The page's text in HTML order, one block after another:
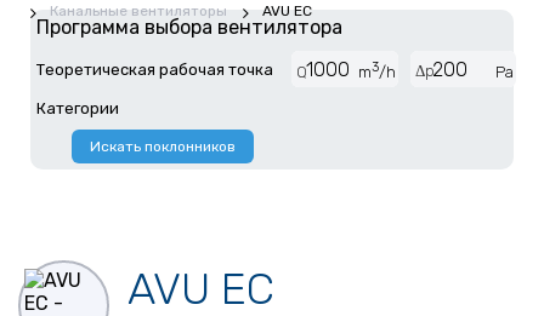
Канальные вентиляторы
AVU EC
Программа выбора вентилятора
Теоретическая рабочая точка Q m3/h Δp
Pa
Категории
Искать поклонников
AVU EC